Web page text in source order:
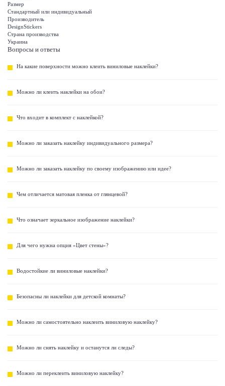
Размер
Стандартный или индивидуальный
Производитель
DesignStickers
Страна производства
Украина
Вопросы и ответы
На какие поверхности можно клеить виниловые наклейки?
Можно ли клеить наклейки на обои?
Что входит в комплект с наклейкой?
Можно ли заказать наклейку индивидуального размера?
Можно ли заказать наклейку по своему изображению или идее?
Чем отличается матовая пленка от глянцевой?
Что означает зеркальное изображение наклейки?
Для чего нужна опция «Цвет стены»?
Водостойкие ли виниловые наклейки?
Безопасны ли наклейки для детской комнаты?
Можно ли самостоятельно наклеить виниловую наклейку?
Можно ли снять наклейку и останутся ли следы?
Можно ли переклеить виниловую наклейку?